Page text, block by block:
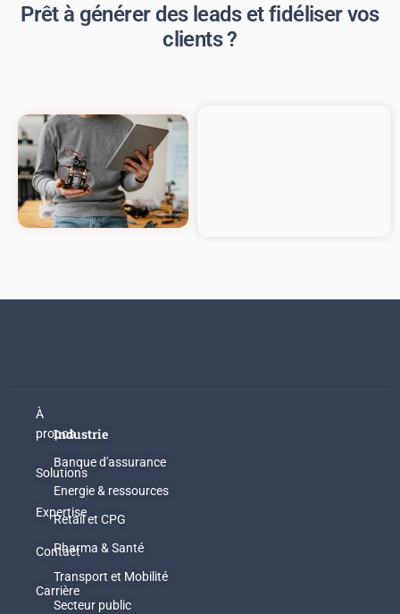
Prêt à générer des leads et fidéliser vos
clients ?
À
propos
Solutions
Expertise
Contact
Carrière
Industrie
Banque d'assurance
Energie & ressources
Retail et CPG
Pharma & Santé
Transport et Mobilité
Secteur public